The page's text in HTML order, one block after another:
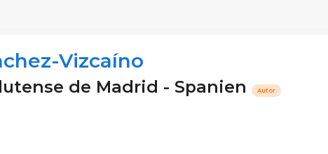
Vizcaíno
de Madrid - Spanien Autor